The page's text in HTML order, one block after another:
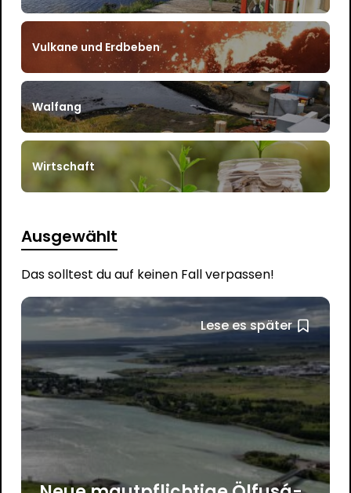
Vulkane und Erdbeben
Walfang
Wirtschaft
Ausgewählt
Das solltest du auf keinen Fall verpassen!
Lese es später